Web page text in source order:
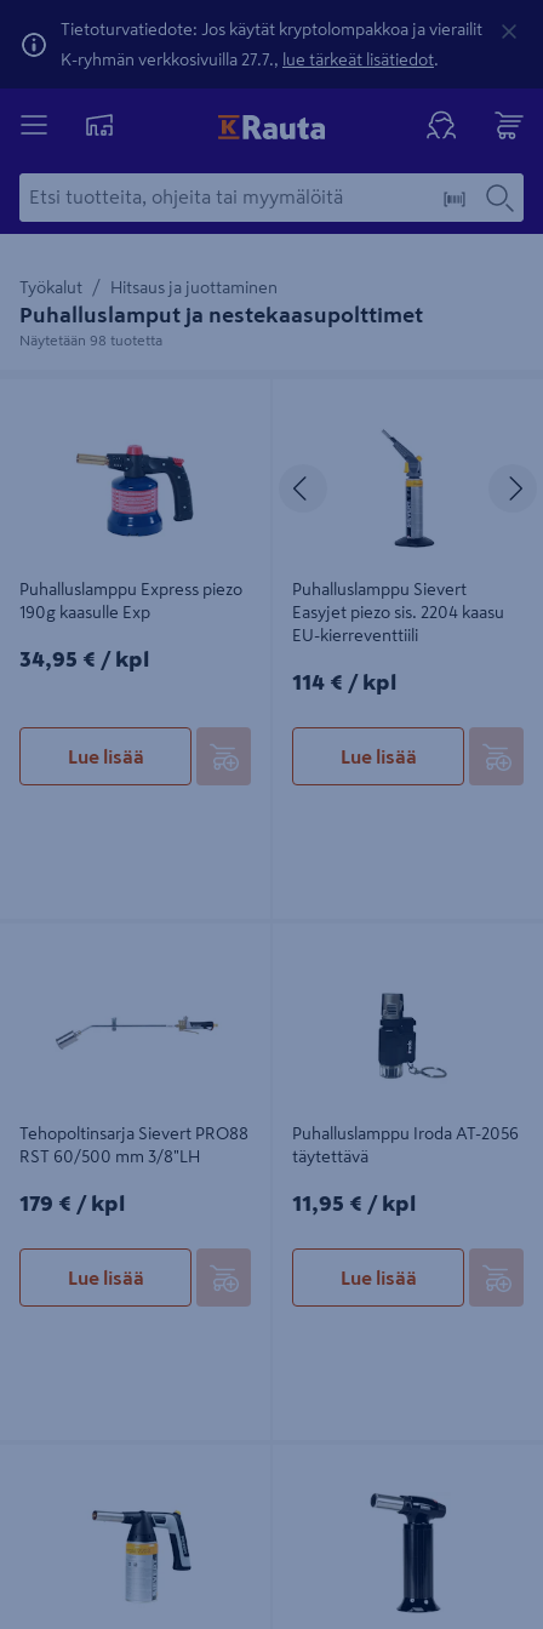
Tietoturvatiedote: Jos käytät kryptolompakkoa ja vierailit
K-ryhmän verkkosivuilla 27.7., lue tärkeät lisätiedot.
Työkalut Hitsaus ja juottaminen
Puhalluslamput ja nestekaasupolttimet
Näytetään 98 tuotetta
Puhalluslamppu Express piezo
190g kaasulle Exp
34,95€/kpl
34,95 € / kpl
Lue lisää
Puhalluslamppu Sievert
Easyjet piezo sis. 2204 kaasu
EU-kierreventtiili
114€/kpl
114 € / kpl
Lue lisää
Tehopoltinsarja Sievert PRO88
RST 60/500 mm 3/8"LH
179€/kpl
179 € / kpl
Lue lisää
Puhalluslamppu Iroda AT-2056
täytettävä
11,95€/kpl
11,95 € / kpl
Lue lisää